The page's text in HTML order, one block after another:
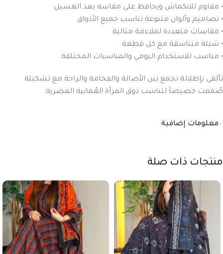
• مقاوم للانكماش ويحافظ على مقاسه بعد الغسيل
• تصاميم وألوان متنوعة تناسب جميع الأذواق
• مقاسات متعددة لملاءمة مثالية
• شيلة متناسقة مع كل قطعة
• مناسب للاستخدام اليومي والمناسبات المختلفة
تألقي بإطلالة تجمع بين الأصالة والفخامة والراحة مع تشكيلة
صُممت خصيصاً لتناسب ذوق المرأة العُمانية العصرية.
معلومات إضافية
منتجات ذات صلة